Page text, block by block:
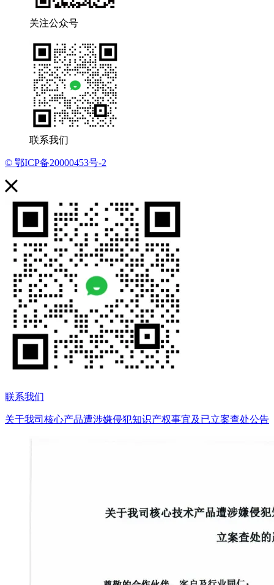
关注公众号
联系我们
© 鄂ICP备20000453号-2
联系我们
关于我司核心产品遭涉嫌侵犯知识产权事宜及已立案查处公告